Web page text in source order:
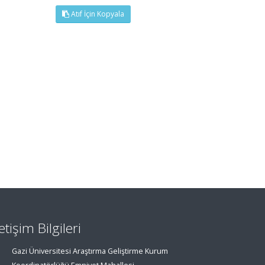
Atıf İçin Kopyala
Bilgileri
Gazi Üniversitesi Araştırma Geliştirme Kurum